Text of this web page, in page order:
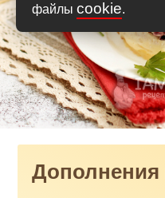
файлы cookie.
Дополнения